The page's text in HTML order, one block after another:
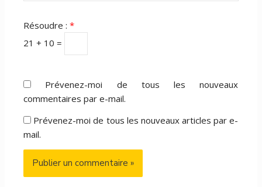
Résoudre :*
21 + 10 =
Prévenez-moi de tous les nouveaux
commentaires par e-mail.
Prévenez-moi de tous les nouveaux articles par e-
mail.